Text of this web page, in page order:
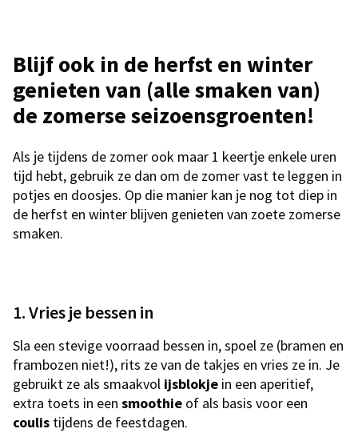
Blijf ook in de herfst en winter
genieten van (alle smaken van)
de zomerse seizoensgroenten!
Als je tijdens de zomer ook maar 1 keertje enkele uren
tijd hebt, gebruik ze dan om de zomer vast te leggen in
potjes en doosjes. Op die manier kan je nog tot diep in
de herfst en winter blijven genieten van zoete zomerse
smaken.
1. Vries je bessen in
Sla een stevige voorraad bessen in, spoel ze (bramen en
frambozen niet!), rits ze van de takjes en vries ze in. Je
gebruikt ze als smaakvol ijsblokje in een aperitief,
extra toets in een smoothie of als basis voor een
coulis tijdens de feestdagen.